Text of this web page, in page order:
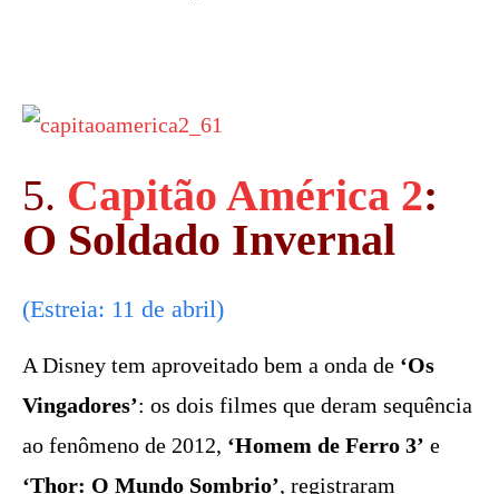
5. Capitão América 2:
O Soldado Invernal
(Estreia: 11 de abril)
A Disney tem aproveitado bem a onda de ‘Os
Vingadores’: os dois filmes que deram sequência
ao fenômeno de 2012, ‘Homem de Ferro 3’ e
‘Thor: O Mundo Sombrio’, registraram